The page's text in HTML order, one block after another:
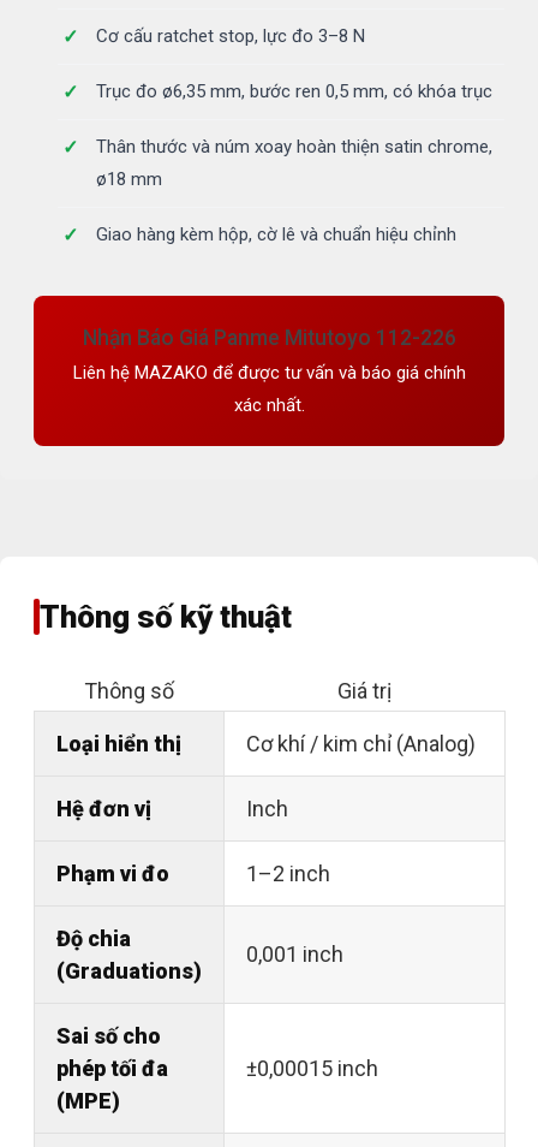
Cơ cấu ratchet stop, lực đo 3–8 N
Trục đo ø6,35 mm, bước ren 0,5 mm, có khóa trục
Thân thước và núm xoay hoàn thiện satin chrome,
ø18 mm
Giao hàng kèm hộp, cờ lê và chuẩn hiệu chỉnh
Nhận Báo Giá Panme Mitutoyo 112-226
Liên hệ MAZAKO để được tư vấn và báo giá chính
xác nhất.
Thông số kỹ thuật
Thông số Giá trị
Loại hiển thị Cơ khí / kim chỉ (Analog)
Hệ đơn vị Inch
Phạm vi đo 1–2 inch
Độ chia
(Graduations)
0,001 inch
Sai số cho
phép tối đa
(MPE)
±0,00015 inch